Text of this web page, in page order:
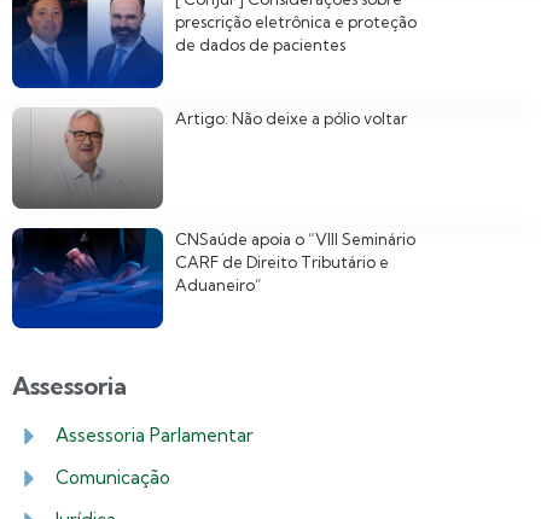
prescrição eletrônica e proteção
de dados de pacientes
Artigo: Não deixe a pólio voltar
CNSaúde apoia o “VIII Seminário
CARF de Direito Tributário e
Aduaneiro”
Assessoria
Assessoria Parlamentar
Comunicação